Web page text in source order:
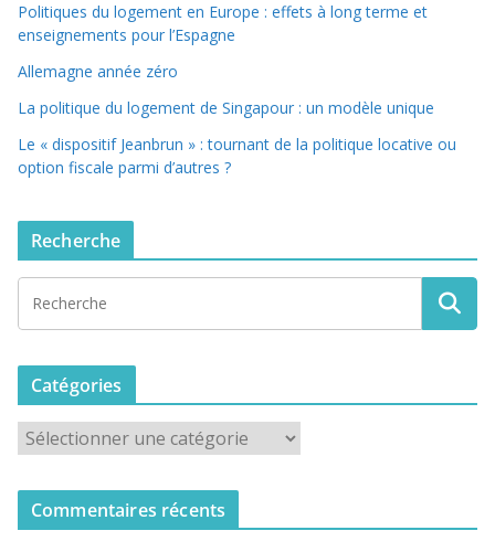
Politiques du logement en Europe : effets à long terme et
enseignements pour l’Espagne
Allemagne année zéro
La politique du logement de Singapour : un modèle unique
Le « dispositif Jeanbrun » : tournant de la politique locative ou
option fiscale parmi d’autres ?
Recherche
Catégories
t
Commentaires récents